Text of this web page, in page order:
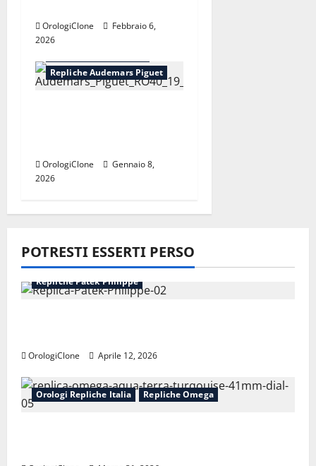
o
l
OrologiClone
Febbraio 6,
2026
Repliche Audemars Piguet
OrologiClone
Gennaio 8,
2026
POTRESTI ESSERTI PERSO
Repliche Patek Philippe
OrologiClone Aprile 12, 2026
Orologi Repliche Italia Repliche Omega